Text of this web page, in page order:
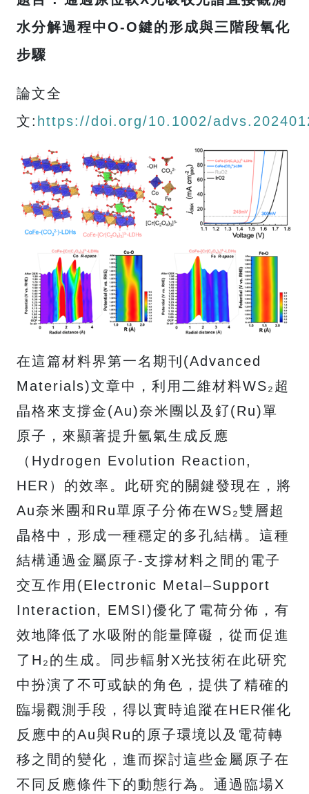
水分解過程中O-O鍵的形成與三階段氧化
步驟
論文全
文: https://doi.org/10.1002/
在這篇材料界第一名期刊(Advanced
Materials)文章中，利用二維材料WS₂超
晶格來支撐金(Au)奈米團以及釕(Ru)單
原子，來顯著提升氫氣生成反應
（Hydrogen Evolution Reaction,
HER）的效率。此研究的關鍵發現在，將
Au奈米團和Ru單原子分佈在WS₂雙層超
晶格中，形成一種穩定的多孔結構。這種
結構通過金屬原子-支撐材料之間的電子
交互作用(Electronic Metal–Support
Interaction, EMSI)優化了電荷分佈，有
效地降低了水吸附的能量障礙，從而促進
了H₂的生成。同步輻射X光技術在此研究
中扮演了不可或缺的角色，提供了精確的
臨場觀測手段，得以實時追蹤在HER催化
反應中的Au與Ru的原子環境以及電荷轉
移之間的變化，進而探討這些金屬原子在
不同反應條件下的動態行為。通過臨場X